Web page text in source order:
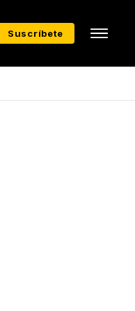
Suscríbete